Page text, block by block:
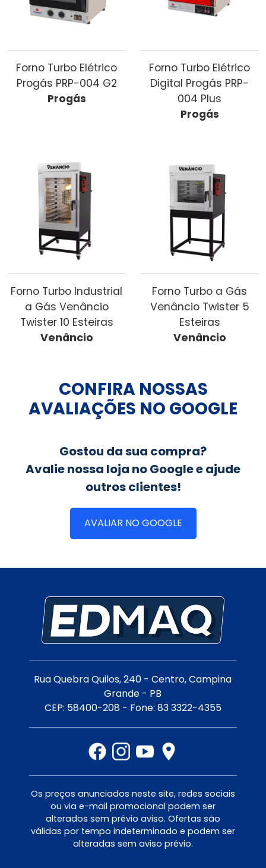
Forno Turbo Elétrico
Progás PRP-004 G2
Progás
Forno Turbo Elétrico
Digital Progás PRP-
004 Plus
Progás
Forno Turbo Industrial
a Gás Venâncio
Twister 10 Esteiras
Venâncio
Forno Turbo a Gás
Venâncio Twister 5
Esteiras
Venâncio
CONFIRA NOSSAS
AVALIAÇÕES NO GOOGLE
Gostou da sua compra?
Avalie nossa loja no Google e ajude
outros clientes!
AVALIAR NO GOOGLE
Rua Quebra Quilos, 240 - Centro, Campina
Grande - PB
CEP: 58400-208 - Fone: 83 3322-4355
Os preços anunciados neste site, redes sociais
ou via e-mail promocional podem ser
alterados sem prévio aviso. Ofertas são
válidas por tempo indeterminado e podem ser
alteradas sem aviso prévio.